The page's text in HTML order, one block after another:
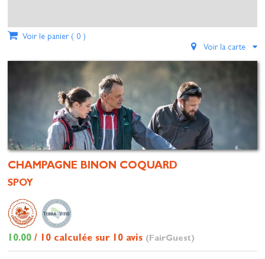
Voir le panier ( 0)
Voir la carte
CHAMPAGNE BINON COQUARD
SPOY
10.00/ 10 calculée sur 10 avis (FairGuest)